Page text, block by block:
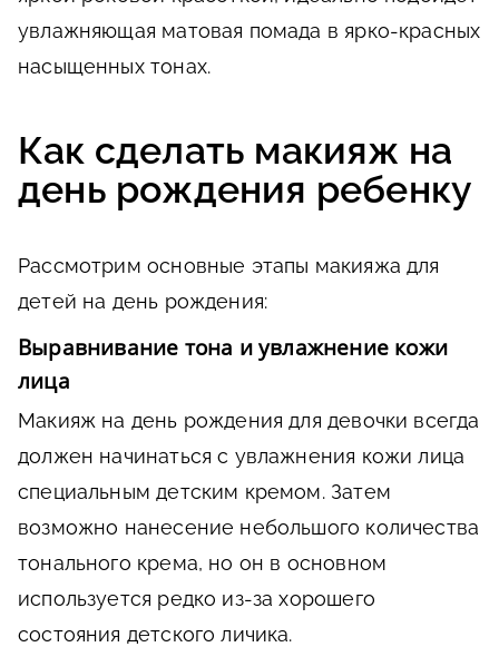
увлажняющая матовая помада в ярко-красных
насыщенных тонах.
Как сделать макияж на
день рождения ребенку
Рассмотрим основные этапы макияжа для
детей на день рождения:
Выравнивание тона и увлажнение кожи
лица
Макияж на день рождения для девочки всегда
должен начинаться с увлажнения кожи лица
специальным детским кремом. Затем
возможно нанесение небольшого количества
тонального крема, но он в основном
используется редко из-за хорошего
состояния детского личика.